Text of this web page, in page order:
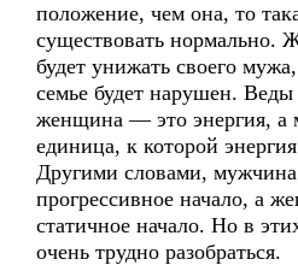
положение, чем она, то
существовать нормально.
будет унижать своего
семье будет нарушен. Веды
женщина — это энергия,
единица, к которой
Другими словами,
прогрессивное начало, а
статичное начало. Но в
очень трудно разобраться.